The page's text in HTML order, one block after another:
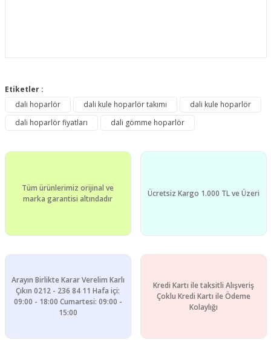
Yorum Yaz
konularda yetersiz gördüğünüz noktaları öneri formunu
Görüş ve önerileriniz için teşekkür ederiz.
Ürün açıklamasında eksik bilgiler bulunuyor.
Ürün fiyatı diğer sitelerden daha pahalı.
Etiketler :
dali hoparlör
dali kule hoparlör takımı
dali kule hoparlör
dali hoparlör fiyatları
dali gömme hoparlör
Tüm ürünlerimiz orijinal ve
marka garantisi altındadır
Ücretsiz Kargo 1.000 TL ve Üzeri
Arayın Birlikte Karar Verelim Karlı
Çıkın 0212 - 236 84 11 Hafa içi:
09:00 - 18:00 Cumartesi: 09:00 -
15:00
Kredi Kartı ile taksitli Alışveriş
Çoklu Kredi Kartı ile Ödeme
Kolaylığı